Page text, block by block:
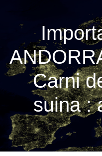
Carni
suina :